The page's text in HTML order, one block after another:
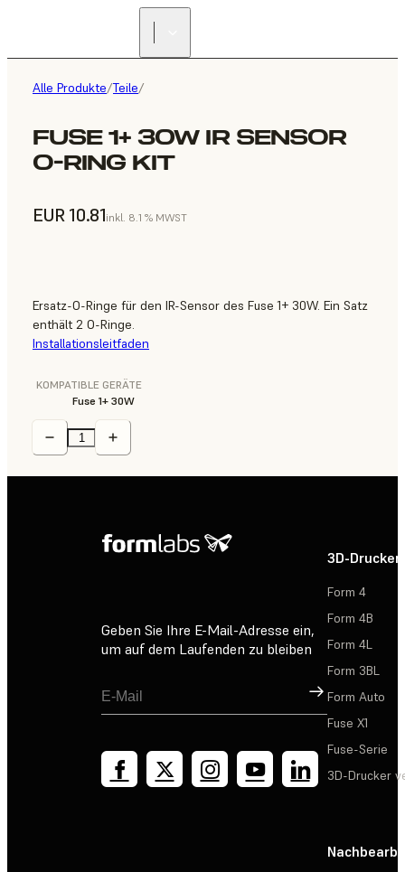
Alle Produkte/Teile/
FUSE 1+ 30W IR SENSOR
O-RING KIT
EUR 10.81inkl. 8.1 % MWST
Ersatz-O-Ringe für den IR-Sensor des Fuse 1+ 30W. Ein Satz
enthält 2 O-Ringe.
Installationsleitfaden
KOMPATIBLE GERÄTE
Fuse 1+ 30W
Geben Sie Ihre E-Mail-Adresse ein,
um auf dem Laufenden zu bleiben
Registrieren
3D-Drucker
Form 4
Form 4B
Form 4L
Form 3BL
Form Auto
Fuse X1
Fuse-Serie
3D-Drucker